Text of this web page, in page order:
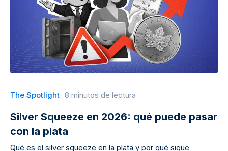
The Spotlight 8 minutos de lectura
Silver Squeeze en 2026: qué puede pasar
con la plata
Qué es el silver squeeze en la plata y por qué sigue